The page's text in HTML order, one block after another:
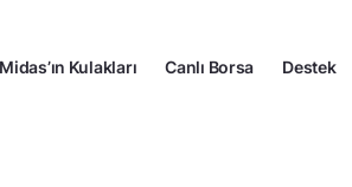
Midas’ın Kulakları Canlı Borsa Destek